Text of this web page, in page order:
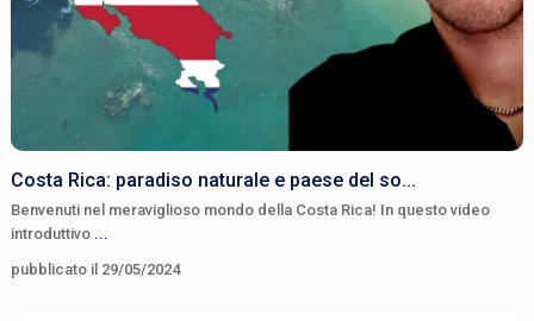
Costa Rica: paradiso naturale e paese del so...
Benvenuti nel meraviglioso mondo della Costa Rica! In questo video
introduttivo ...
pubblicato il 29/05/2024